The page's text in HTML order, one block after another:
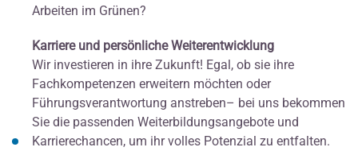
Arbeiten im Grünen?
Karriere und persönliche Weiterentwicklung
Wir investieren in ihre Zukunft! Egal, ob sie ihre
Fachkompetenzen erweitern möchten oder
Führungsverantwortung anstreben– bei uns bekommen
Sie die passenden Weiterbildungsangebote und
Karrierechancen, um ihr volles Potenzial zu entfalten.